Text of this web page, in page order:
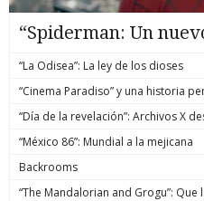
“Spiderman: Un
“La Odisea”: La ley de los dioses
“Cinema Paradiso” y una historia
“Día de la revelación”: Archivos X
“México 86”: Mundial a la mejicana
Backrooms
“The Mandalorian and Grogu”: